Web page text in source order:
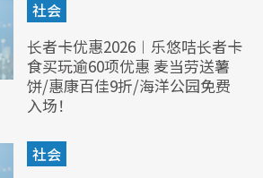
社会
长者卡优惠2026︱乐悠咭长者卡
食买玩逾60项优惠 麦当劳送薯
饼/惠康百佳9折/海洋公园免费
入场！
社会